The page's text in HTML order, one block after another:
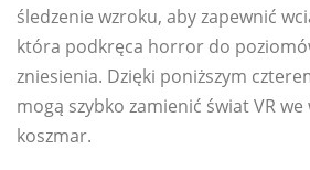
śledzenie wzroku, aby zapewnić
która podkręca horror do
zniesienia. Dzięki poniższym
mogą szybko zamienić świat VR
koszmar.